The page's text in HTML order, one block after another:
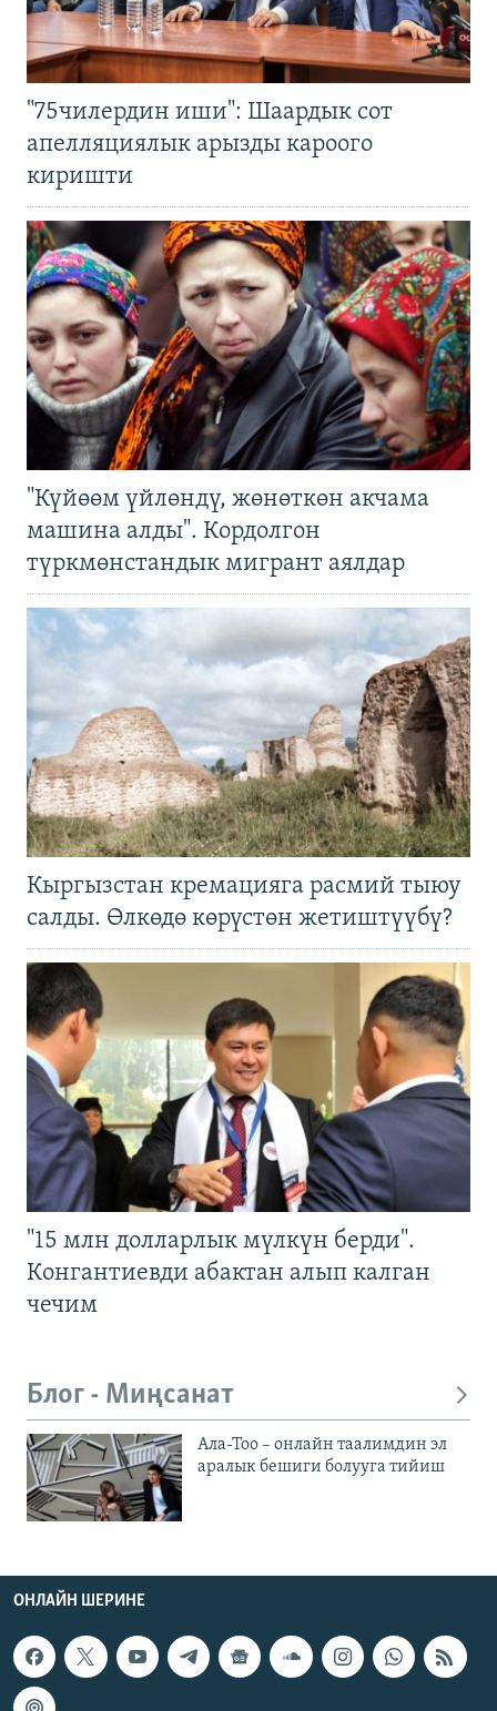
"75чилердин иши": Шаардык сот
апелляциялык арызды кароого
киришти
"Күйөөм үйлөндү, жөнөткөн акчама
машина алды". Кордолгон
түркмөнстандык мигрант аялдар
Кыргызстан кремацияга расмий тыюу
салды. Өлкөдө көрүстөн жетиштүүбү?
"15 млн долларлык мүлкүн берди".
Конгантиевди абактан алып калган
чечим
Блог - Миңсанат
Ала-Тоо – онлайн таалимдин эл
аралык бешиги болууга тийиш
ОНЛАЙН ШЕРИНЕ